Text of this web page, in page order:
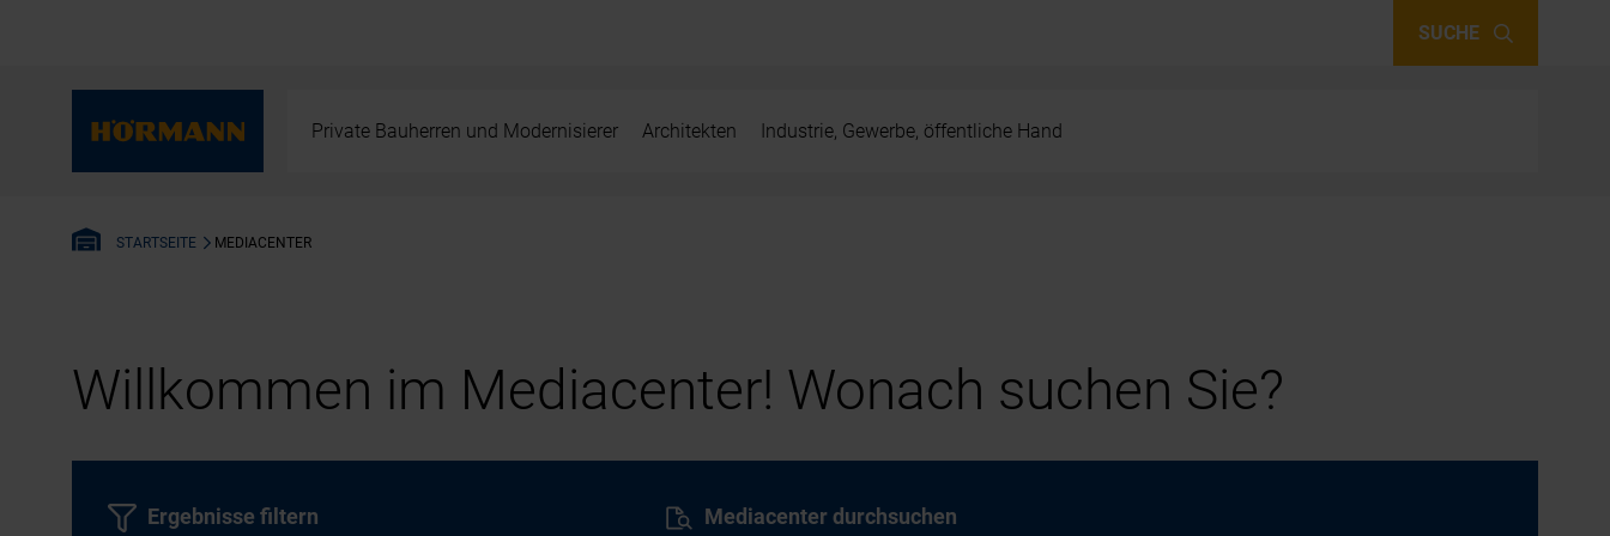
SUCHE
Private Bauherren und Modernisierer Architekten Industrie, Gewerbe, öffentliche Hand
STARTSEITE MEDIACENTER
Willkommen im Mediacenter! Wonach suchen Sie?
Mediacenter durchsuchen
Ergebnisse filtern